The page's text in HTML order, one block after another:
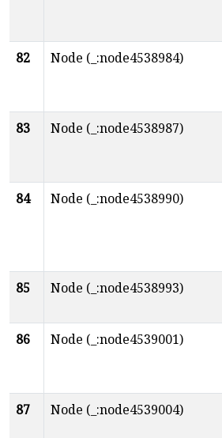
82 Node (_:node4538984)
83 Node (_:node4538987)
84 Node (_:node4538990)
85 Node (_:node4538993)
86
Node (_:node4539001)
87 Node (_:node4539004)